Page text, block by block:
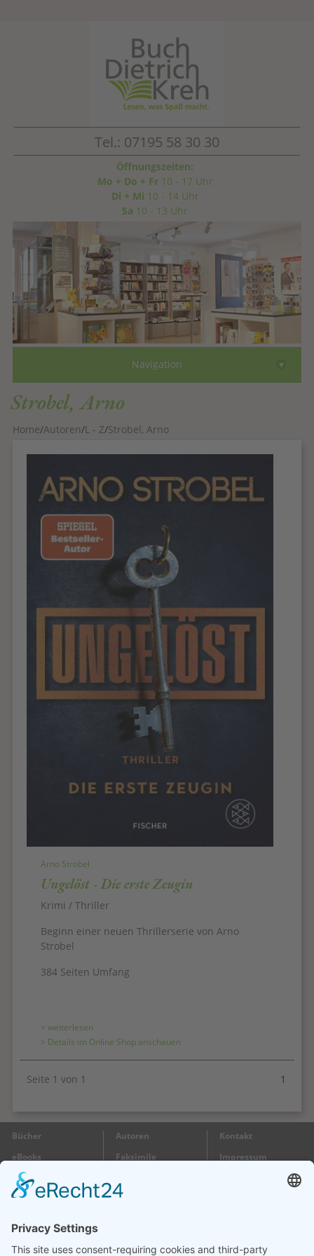
Tel.: 07195 58 30 30
Öffnungszeiten:
Mo + Do + Fr10 - 17 Uhr
Di + Mi 10 - 14 Uhr
Sa 10 - 13 Uhr
Bücher
Autoren
Faksimile
Über
Kontakt
zum Shop
Navigation ▾
Strobel, Arno
Home Autoren L - Z Strobel, Arno
Arno Strobel
Ungelöst - Die erste Zeugin
Krimi / Thriller
Beginn einer neuen Thrillerserie von Arno
Strobel
384 Seiten Umfang
> weiterlesen
> Details im Online Shop anschauen
Seite 1 von 1 1
Bücher
eBooks
Gutscheine
Autoren
Faksimile
Kontakt
Impressum